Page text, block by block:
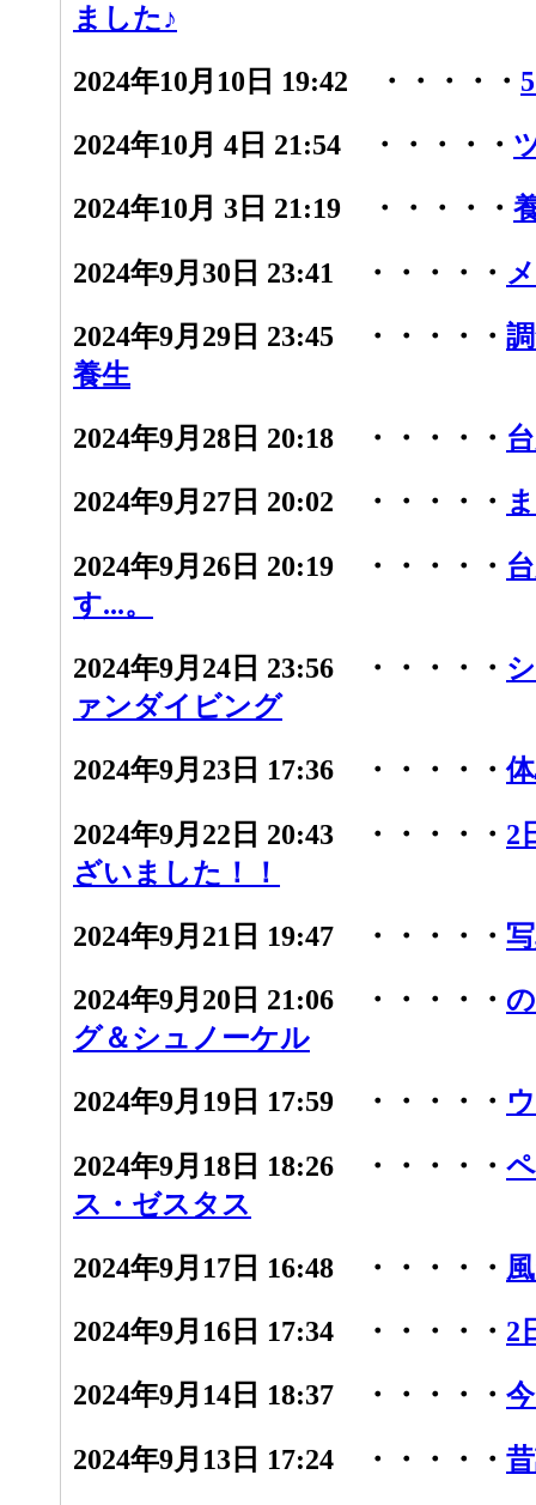
ました♪
2024年10月10日 19:42 ・・・・・
2024年10月 4日 21:54 ・・・・・
2024年10月 3日 21:19 ・・・・・
2024年9月30日 23:41 ・・・・・
2024年9月29日 23:45 ・・・・・
養生
2024年9月28日 20:18 ・・・・・
2024年9月27日 20:02 ・・・・・
2024年9月26日 20:19 ・・・・・
す...。
2024年9月24日 23:56 ・・・・・
ァンダイビング
2024年9月23日 17:36 ・・・・・
2024年9月22日 20:43 ・・・・・ 2
ざいました！！
2024年9月21日 19:47 ・・・・・
2024年9月20日 21:06 ・・・・・
グ＆シュノーケル
2024年9月19日 17:59 ・・・・・
2024年9月18日 18:26 ・・・・・
ス・ゼスタス
2024年9月17日 16:48 ・・・・・
2024年9月16日 17:34 ・・・・・ 2
2024年9月14日 18:37 ・・・・・
2024年9月13日 17:24 ・・・・・